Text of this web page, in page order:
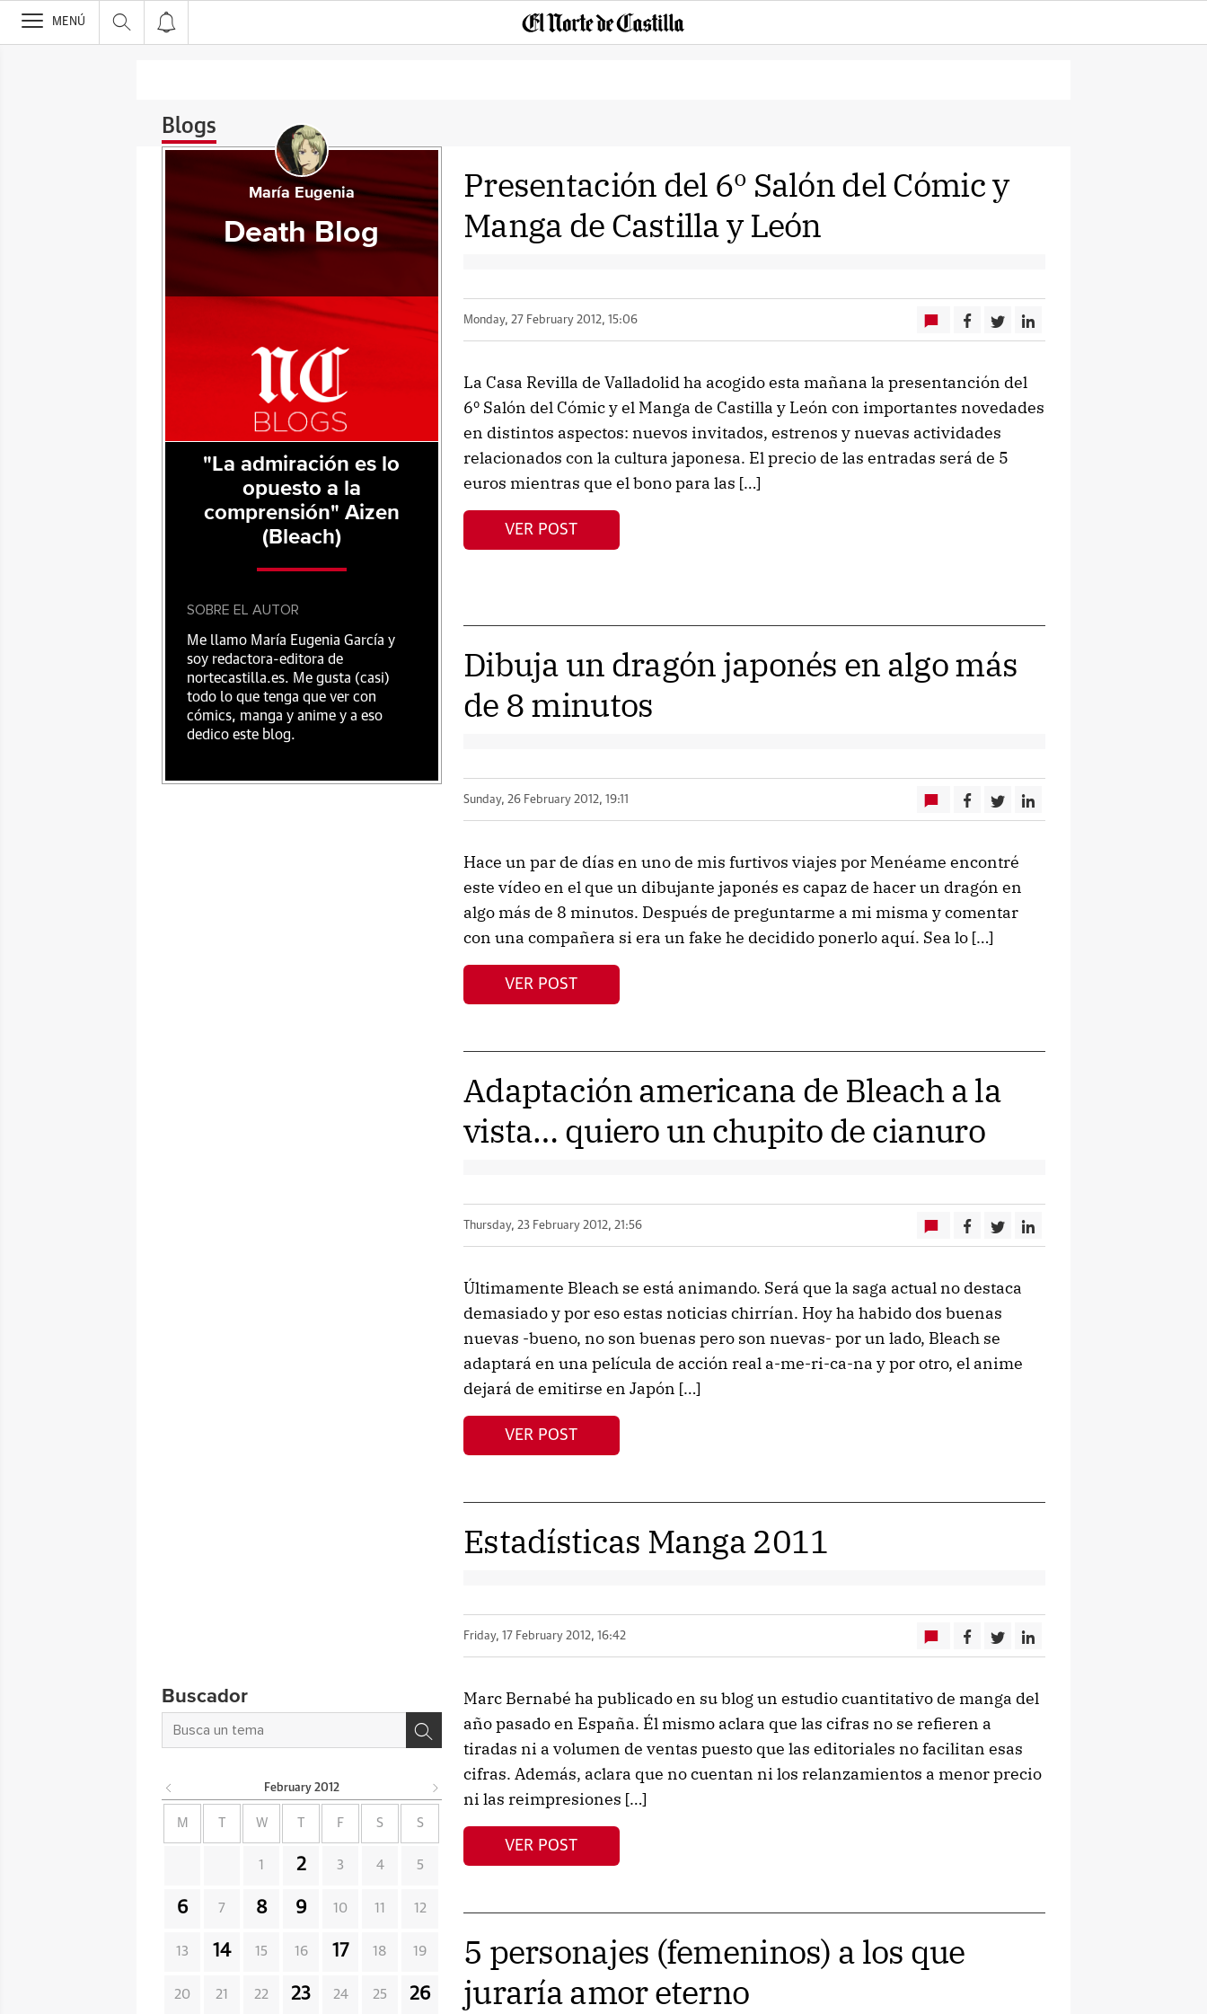
>
MENÚ
Blogs
Presentación del 6º Salón del Cómic y
Manga de Castilla y León
Monday, 27 February 2012, 15:06
La Casa Revilla de Valladolid ha acogido esta mañana la presentanción del
6º Salón del Cómic y el Manga de Castilla y León con importantes novedades
en distintos aspectos: nuevos invitados, estrenos y nuevas actividades
relacionados con la cultura japonesa. El precio de las entradas será de 5
euros mientras que el bono para las […]
VER POST
Dibuja un dragón japonés en algo más
de 8 minutos
Sunday, 26 February 2012, 19:11
Hace un par de días en uno de mis furtivos viajes por Menéame encontré
este vídeo en el que un dibujante japonés es capaz de hacer un dragón en
algo más de 8 minutos. Después de preguntarme a mi misma y comentar
con una compañera si era un fake he decidido ponerlo aquí. Sea lo […]
VER POST
Adaptación americana de Bleach a la
vista… quiero un chupito de cianuro
Thursday, 23 February 2012, 21:56
Últimamente Bleach se está animando. Será que la saga actual no destaca
demasiado y por eso estas noticias chirrían. Hoy ha habido dos buenas
nuevas -bueno, no son buenas pero son nuevas- por un lado, Bleach se
adaptará en una película de acción real a-me-ri-ca-na y por otro, el anime
dejará de emitirse en Japón […]
VER POST
Estadísticas Manga 2011
Friday, 17 February 2012, 16:42
Marc Bernabé ha publicado en su blog un estudio cuantitativo de manga del
año pasado en España. Él mismo aclara que las cifras no se refieren a
tiradas ni a volumen de ventas puesto que las editoriales no facilitan esas
cifras. Además, aclara que no cuentan ni los relanzamientos a menor precio
ni las reimpresiones […]
VER POST
5 personajes (femeninos) a los que
juraría amor eterno
María Eugenia
Death Blog
"La admiración es lo
opuesto a la
comprensión" Aizen
(Bleach)
SOBRE EL AUTOR
Me llamo María Eugenia García y
soy redactora-editora de
nortecastilla.es. Me gusta (casi)
todo lo que tenga que ver con
cómics, manga y anime y a eso
dedico este blog.
Buscador
February 2012
M W F S S
1 2 3 4 5
6 7 8 9 10 11 12
13 14 15 16 17 18 19
20 21 22 23 24 25 26